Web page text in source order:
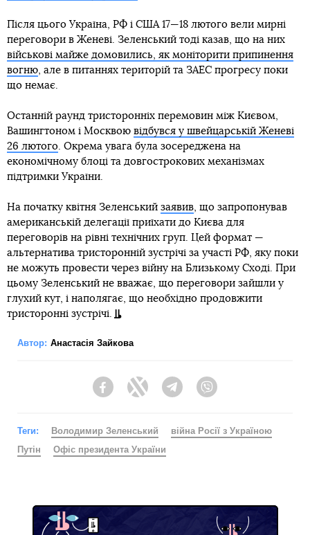
Після цього Україна, РФ і США 17—18 лютого вели мирні
переговори в Женеві. Зеленський тоді казав, що на них
військові майже домовились, як моніторити припинення
вогню, але в питаннях територій та ЗАЕС прогресу поки
що немає.
Останній раунд тристоронніх перемовин між Києвом,
Вашингтоном і Москвою відбувся у швейцарській Женеві
26 лютого. Окрема увага була зосереджена на
економічному блоці та довгострокових механізмах
підтримки України.
На початку квітня Зеленський заявив, що запропонував
американській делегації приїхати до Києва для
переговорів на рівні технічних груп. Цей формат —
альтернатива тристоронній зустрічі за участі РФ, яку поки
не можуть провести через війну на Близькому Сході. При
цьому Зеленський не вважає, що переговори зайшли у
глухий кут, і наполягає, що необхідно продовжити
тристоронні зустрічі.
Автор: Анастасія Зайкова
FacebookTwitter Telegram
Теги: Володимир Зеленський
війна Росії з Україною
Путін
Офіс президента України